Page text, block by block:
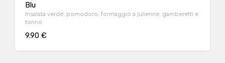
Blu
Insalata verde, pomodoro, formaggio a julienne, gamberetti e
tonno
9.90 €